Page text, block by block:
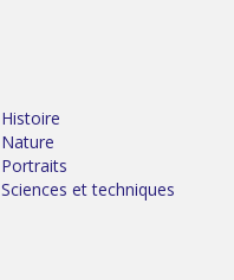
Histoire
Nature
Portraits
Sciences et techniques